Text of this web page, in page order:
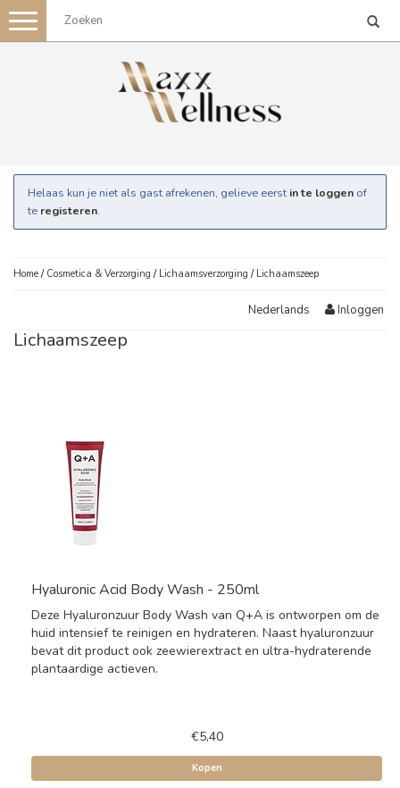
Toggle
navigation
Helaas kun je niet als gast afrekenen, gelieve eerst in te loggen of
te registeren.
Home / Cosmetica & Verzorging / Lichaamsverzorging / Lichaamszeep
Nederlands Inloggen
Lichaamszeep
Hyaluronic Acid Body Wash - 250ml
Deze Hyaluronzuur Body Wash van Q+A is ontworpen om de
huid intensief te reinigen en hydrateren. Naast hyaluronzuur
bevat dit product ook zeewierextract en ultra-hydraterende
plantaardige actieven.
€5,40
Kopen